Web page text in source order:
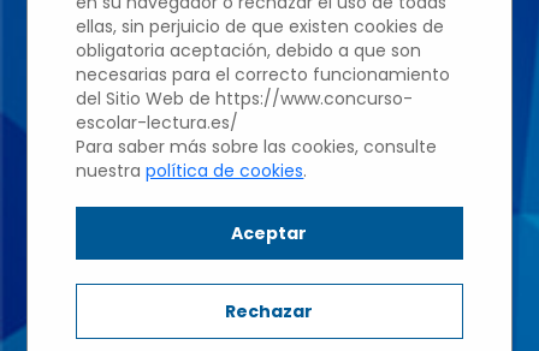
álvarez
Profesor: Mª De La Vega
Romo Moreno
ellas, sin perjuicio de que existen cookies de
obligatoria aceptación, debido a que son
necesarias para el correcto funcionamiento
del Sitio Web de https://www.concurso-
escolar-lectura.es/
Para saber más sobre las cookies, consulte
nuestrapolítica de cookies.
Aceptar
Rechazar